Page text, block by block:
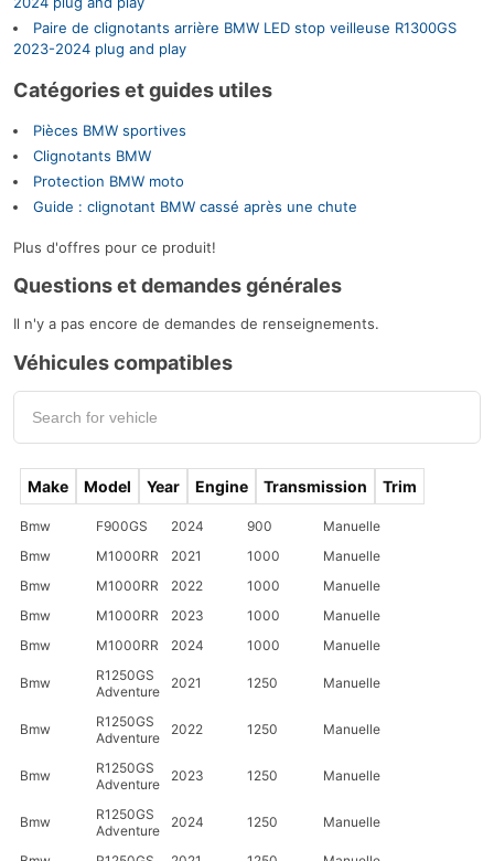
Paire de clignotants arrière BMW LED stop veilleuse R1300GS
2023-2024 plug and play
Catégories et guides utiles
Pièces BMW sportives
Clignotants BMW
Protection BMW moto
Guide : clignotant BMW cassé après une chute
Plus d'offres pour ce produit!
Questions et demandes générales
Il n'y a pas encore de demandes de renseignements.
Véhicules compatibles
Make Model Year Engine Transmission Trim
Bmw F900GS 2024 900
Manuelle
Bmw
M1000RR 2021 1000
Manuelle
Bmw
M1000RR 2022 1000
Manuelle
Bmw
M1000RR 2023 1000
Manuelle
Bmw
M1000RR 2024 1000 Manuelle
Bmw
R1250GS
Adventure
2021 1250 Manuelle
Bmw
R1250GS
Adventure
2022 1250 Manuelle
Bmw
R1250GS
Adventure
2023 1250 Manuelle
Bmw
R1250GS
Adventure
2024 1250 Manuelle